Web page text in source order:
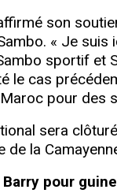
son
« Je suis
sportif et
le cas
pour des
sera
de la
pour